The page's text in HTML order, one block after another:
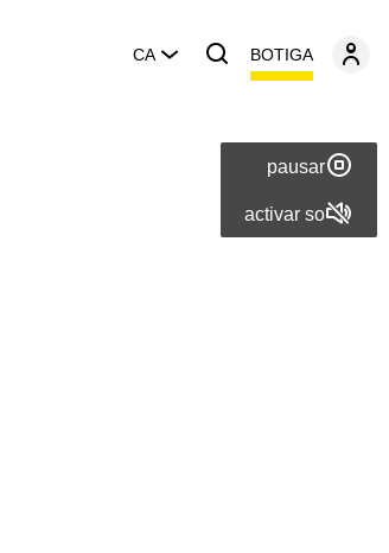
CA BOTIGA
pausar
activar so